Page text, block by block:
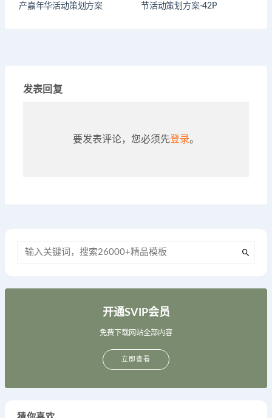
产嘉年华活动策划方案
节活动策划方案-42P
发表回复
要发表评论，您必须先登录。
开通SVIP会员
免费下载网站全部内容
立即查看